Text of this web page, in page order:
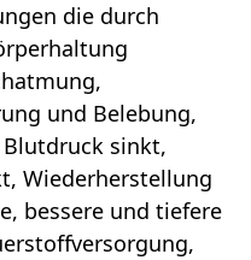
die durch
und Belebung,
sinkt,
Wiederherstellung
bessere und tiefere